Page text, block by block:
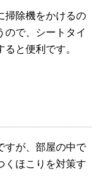
掃除機をかけるの
ので、シートタイ
と便利です。
すが、部屋の中で
くほこりを対策す